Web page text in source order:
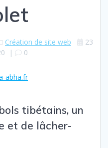
Création de site web
23
| 0
tibétains, un
et de lâcher-